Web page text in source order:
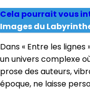
Cela pourrait vous
Images du
Dans « Entre les
un univers complexe
prose des auteurs,
époque, ne laisse